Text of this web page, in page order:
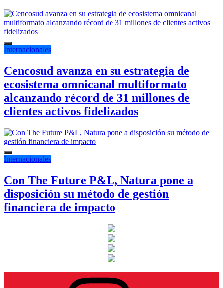
Internacionales
Cencosud avanza en su estrategia de
ecosistema omnicanal multiformato
alcanzando récord de 31 millones de
clientes activos fidelizados
Internacionales
Con The Future P&L, Natura pone a
disposición su método de gestión
financiera de impacto